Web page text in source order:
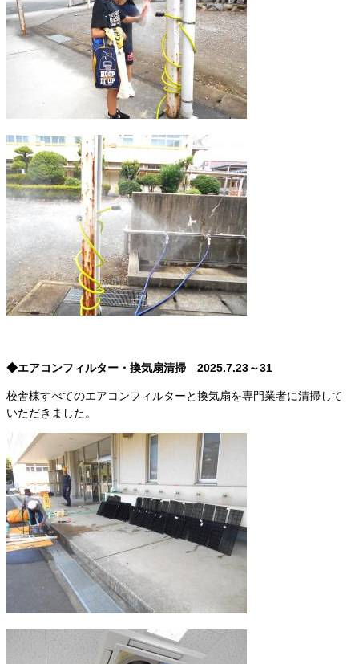
◆エアコンフィルター・換気扇清掃 2025.7.23～31
校舎棟すべてのエアコンフィルターと換気扇を専門業者に清掃して
いただきました。​​